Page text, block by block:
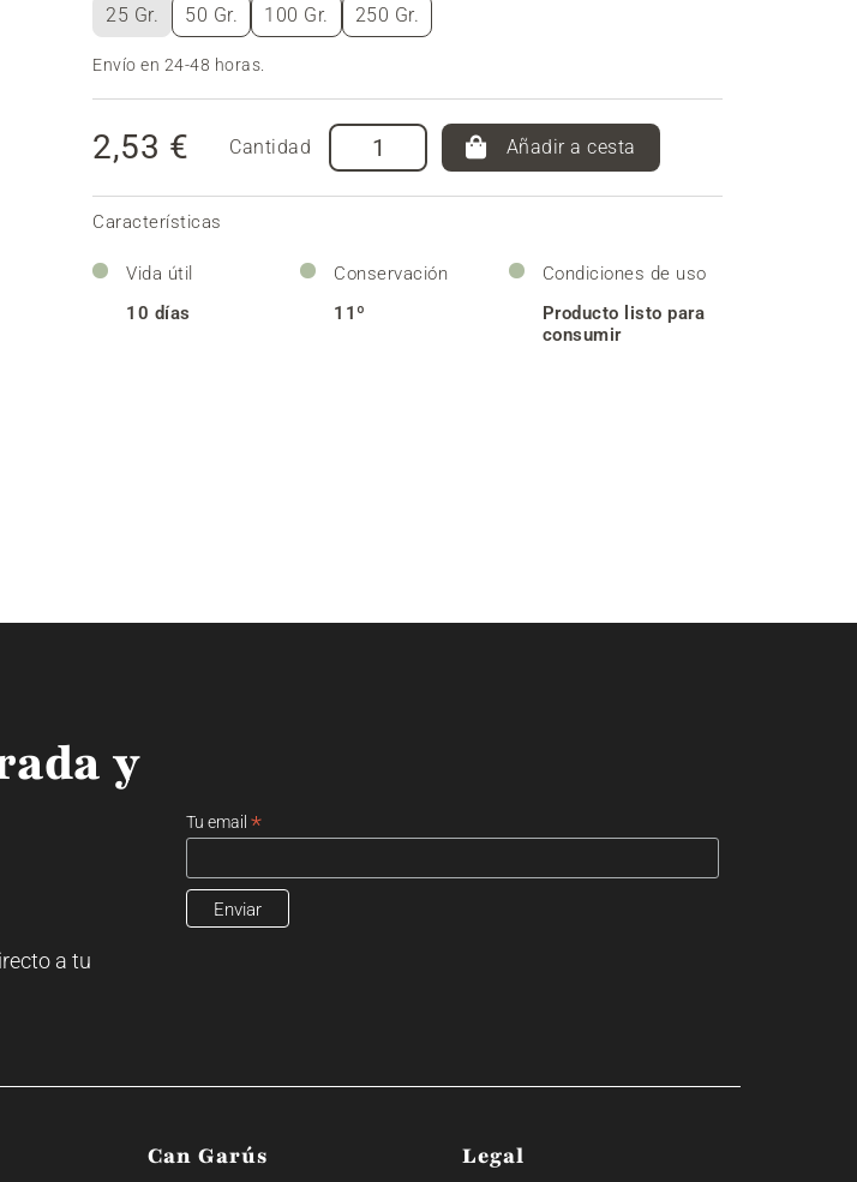
25 Gr. 50 Gr. 100 Gr. 250 Gr.
Envío en 24-48 horas.
2,53 € Cantidad Añadir a cesta
Características
Vida útil
10 días
Conservación
11º
Condiciones de uso
Producto listo para
consumir
y
a tu
Tu email*
Can Garús Legal